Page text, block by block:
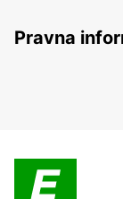
Pravna